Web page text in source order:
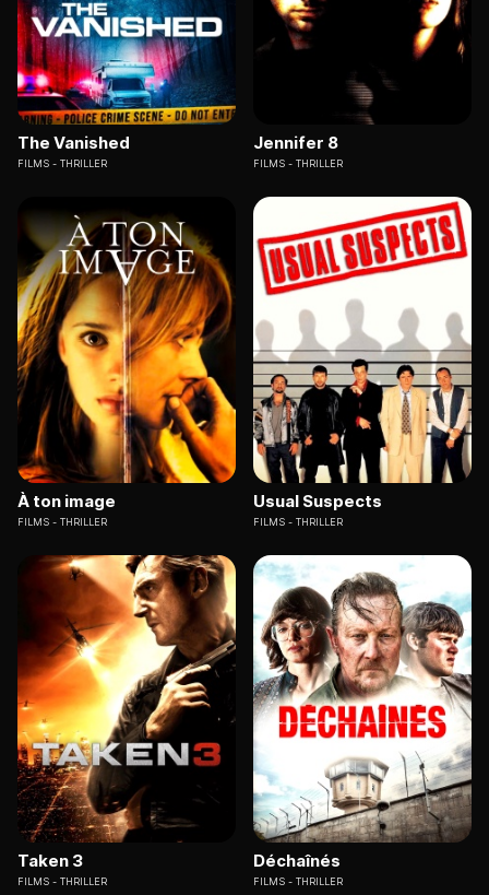
The Vanished
FILMS THRILLER
Jennifer 8
FILMS THRILLER
À ton image
FILMS THRILLER
Usual Suspects
FILMS THRILLER
Taken 3
FILMS THRILLER
Déchaînés
FILMS THRILLER